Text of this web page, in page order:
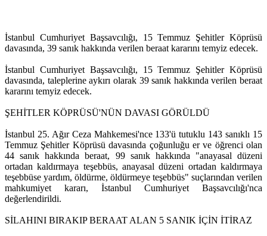
İstanbul Cumhuriyet Başsavcılığı, 15 Temmuz Şehitler Köprüsü
davasında, 39 sanık hakkında verilen beraat kararını temyiz edecek.
İstanbul Cumhuriyet Başsavcılığı, 15 Temmuz Şehitler Köprüsü
davasında, taleplerine aykırı olarak 39 sanık hakkında verilen beraat
kararını temyiz edecek.
ŞEHİTLER KÖPRÜSÜ'NÜN DAVASI GÖRÜLDÜ
İstanbul 25. Ağır Ceza Mahkemesi'nce 133'ü tutuklu 143 sanıklı 15
Temmuz Şehitler Köprüsü davasında çoğunluğu er ve öğrenci olan
44 sanık hakkında beraat, 99 sanık hakkında "anayasal düzeni
ortadan kaldırmaya teşebbüs, anayasal düzeni ortadan kaldırmaya
teşebbüse yardım, öldürme, öldürmeye teşebbüs" suçlarından verilen
mahkumiyet kararı, İstanbul Cumhuriyet Başsavcılığı'nca
değerlendirildi.
SİLAHINI BIRAKIP BERAAT ALAN 5 SANIK İÇİN İTİRAZ